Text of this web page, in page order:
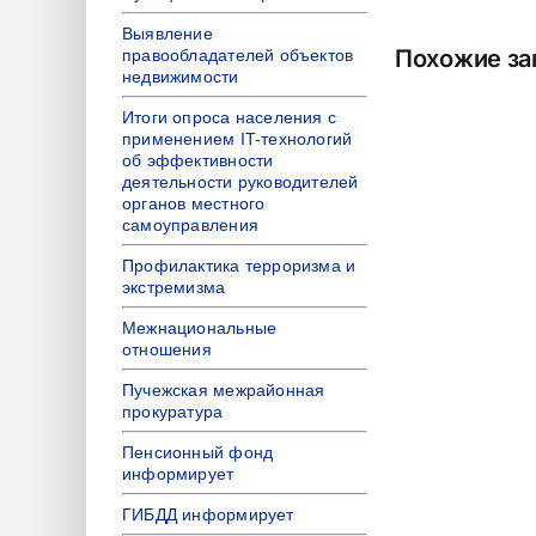
Похожие
Выявление
правообладателей объектов
недвижимости
Итоги опроса населения с
применением IT-технологий
об эффективности
деятельности руководителей
органов местного
самоуправления
Профилактика терроризма и
экстремизма
Межнациональные
отношения
Пучежская межрайонная
прокуратура
Пенсионный фонд
информирует
ГИБДД информирует